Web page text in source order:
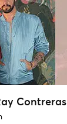
Contreras